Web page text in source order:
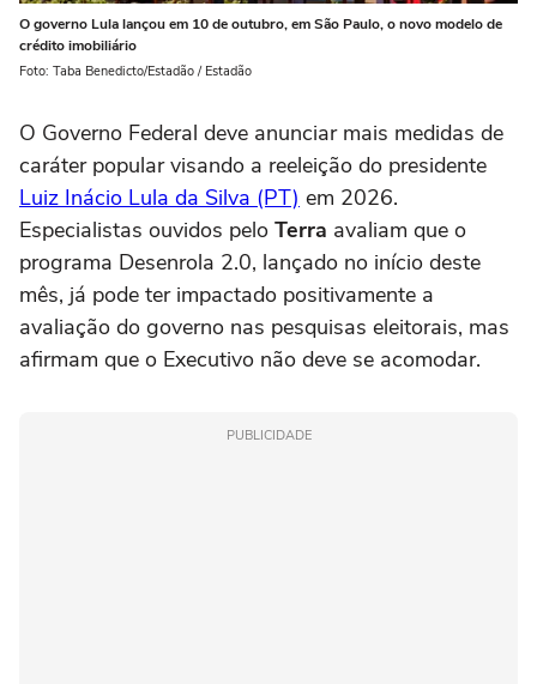
O governo Lula lançou em 10 de outubro, em São Paulo, o novo modelo de
crédito imobiliário
Foto: Taba Benedicto/Estadão / Estadão
O Governo Federal deve anunciar mais medidas de
caráter popular visando a reeleição do presidente
Luiz Inácio Lula da Silva (PT) em 2026.
Especialistas ouvidos pelo Terra avaliam que o
programa Desenrola 2.0, lançado no início deste
mês, já pode ter impactado positivamente a
avaliação do governo nas pesquisas eleitorais, mas
afirmam que o Executivo não deve se acomodar.
PUBLICIDADE